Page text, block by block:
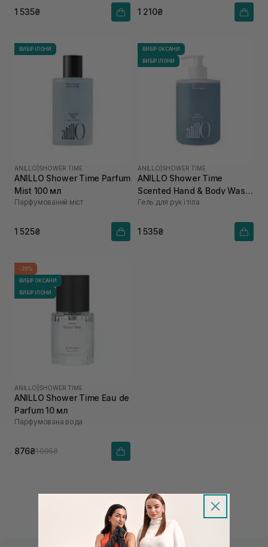
1 535₴ 1 210₴
ВИБІР ІЛОНИ
ANILLO SHOWER TIME
ANILLO Shower Time Parfum
Mist 100 мл
Парфумований міст
1 525₴
ВИБІР ОКСАНИ
ВИБІР ІЛОНИ
ANILLO SHOWER TIME
ANILLO Shower Time
Scented Hand & Body Wash
450 мл
Гель для рук і тіла
1 535₴
-20%
ВИБІР ОКСАНИ
ВИБІР ІЛОНИ
ANILLO SHOWER TIME
ANILLO Shower Time Eau de
Parfum 10 мл
Парфумована вода
876₴1 095₴